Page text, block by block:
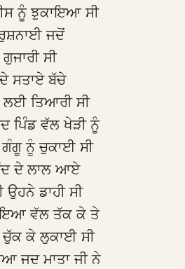
ਨੂੰ ਝੁਕਾਇਆ ਸੀ
ਜਦੋਂ
ਸੀ
ਸਤਾਏ ਬੱਚੇ
ਲਈ ਤਿਆਰੀ ਸੀ
ਪਿੰਡ ਵੱਲ ਖੇੜੀ ਨੂੰ
ਗੰਗੂ ਨੂੰ ਚੁਕਾਈ ਸੀ
ਦੇ ਲਾਲ ਆਏ
ਡਾਹੀ ਸੀ
ਵੱਲ ਤੱਕ ਕੇ ਤੇ
ਚੁੱਕ ਕੇ ਲੁਕਾਈ ਸੀ
ਜਦ ਮਾਤਾ ਜੀ ਨੇ